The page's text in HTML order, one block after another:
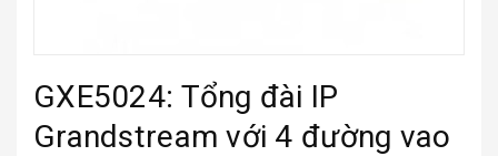
GXE5024: Tổng đài IP
Grandstream với 4 đường vao